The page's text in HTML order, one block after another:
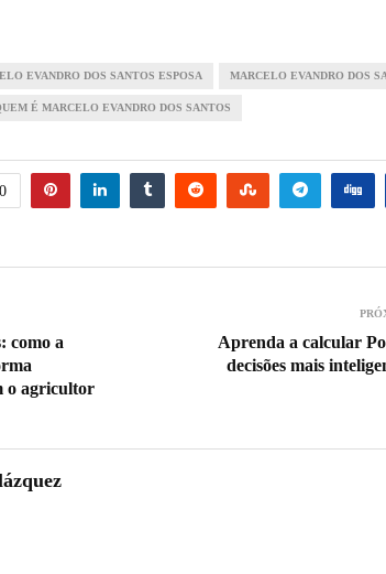
EVANDRO DOS SANTOS ESPOSA MARCELO EVANDRO DOS
É MARCELO EVANDRO DOS SANTOS
0
como a
o agricultor
Aprenda a calcular
decisões mais